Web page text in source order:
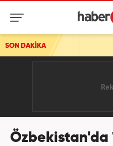
SON DAKİKA
Özbekistan'da